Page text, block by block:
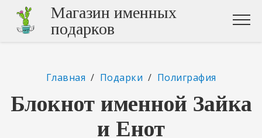
Магазин именных
подарков
Главная / Подарки / Полиграфия
Блокнот именной Зайка
и Енот